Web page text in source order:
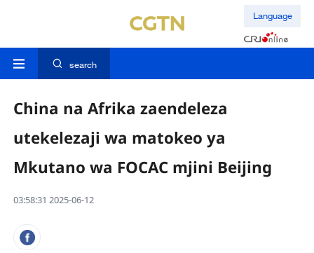
Language
search
China na Afrika zaendeleza
utekelezaji wa matokeo ya
Mkutano wa FOCAC mjini Beijing
03:58:31 2025-06-12